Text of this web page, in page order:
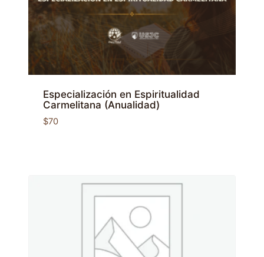
Especialización en Espiritualidad
Carmelitana (Anualidad)
$70